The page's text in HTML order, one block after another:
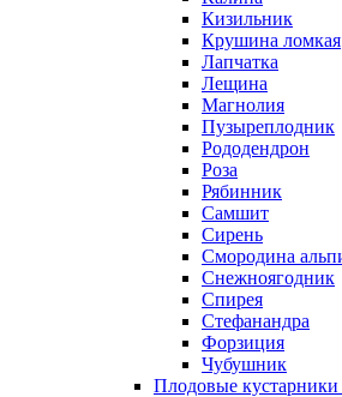
Кизильник
Крушина ломкая
Лапчатка
Лещина
Магнолия
Пузыреплодник
Рододендрон
Роза
Рябинник
Самшит
Сирень
Смородина
Снежноягодник
Спирея
Стефанандра
Форзиция
Чубушник
Плодовые кустарники